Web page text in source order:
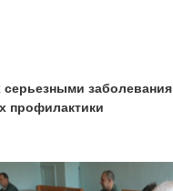
профилактики